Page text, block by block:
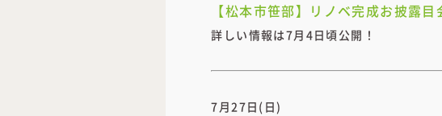
【松本市笹部】リノベ完成お披露目
詳しい情報は7月4日頃公開！
7月27日(日)